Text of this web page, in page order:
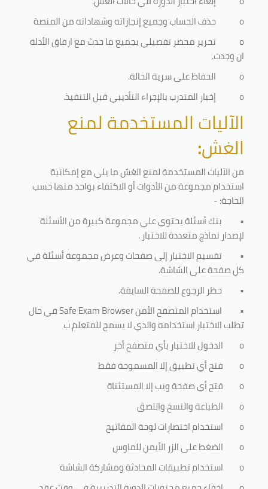
o
حذف الحساب وجميع إنجازاته وشهاداته من المنصة
o
تحرير محضر تفصيلي بجميع ما حدث مع ارفاق الأدلة
ان وجدت.
o
الحفاظ على سرية الحالة.
o
إخبار المتدرب بالإجراء التأديبي قبل التنفيذ.
الآليات المستخدمة لمنع
الغش:
من الآليات المستخدمة لمنع الغش ما يلي مع إمكانية
استخدام مجموعة من الأدوات أو الاكتفاء بواحد منها حسب
الحاجة: -
• بنك أسئلة يحتوي على مجموعة كبيرة من الأسئلة
لإصدار نماذج متعددة للاختبار.
• تقسيم الاختبار إلى صفحات وعرض مجموعة أسئلة في
كل صفحة على الشاشة.
• حظر الرجوع للصفحة السابقة.
• استخدام المتصفح الأمنSafe Exam Browserفي حال
تطلب الاختبار استخدامه والذي لا يسمح للمتعلم ب
o
الدخول للاختبار بأي متصفح أخر
o
فتح أي تطبيق إلا المسموحة فقط
o
فتح أي صفحة ويب إلا المستثناة
o
الطباعة والنسخ واللصق
o
استخدام اختصارات لوحة المفاتيح
o
الضغط على الزر الأيمن للماوس
o
استخدام تطبيقات المحادثة ومشاركة الشاشة